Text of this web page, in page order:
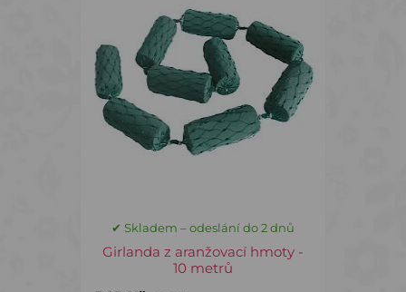
✔ Skladem – odeslání do 2 dnů
Girlanda z aranžovací hmoty -
10 metrů